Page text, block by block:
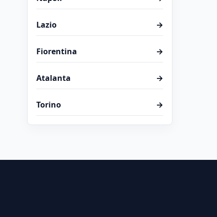
Lazio →
Fiorentina →
Atalanta →
Torino →